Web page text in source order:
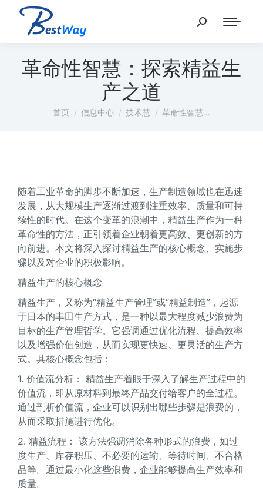
革命性智慧：探索精益生
产之道
您在这里：
首页 信息中心 技术慧 革命性智慧…
随着工业革命的脚步不断加速，生产制造领域也在迅速
发展，从大规模生产逐渐过渡到注重效率、质量和可持
续性的时代。在这个变革的浪潮中，精益生产作为一种
革命性的方法，正引领着企业朝着更高效、更创新的方
向前进。本文将深入探讨精益生产的核心概念、实施步
骤以及对企业的积极影响。
精益生产的核心概念
精益生产，又称为“精益生产管理”或“精益制造”，起源
于日本的丰田生产方式，是一种以最大程度减少浪费为
目标的生产管理哲学。它强调通过优化流程、提高效率
以及增强价值创造，从而实现更快速、更灵活的生产方
式。其核心概念包括：
1. 价值流分析： 精益生产着眼于深入了解生产过程中的
价值流，即从原材料到最终产品交付给客户的全过程。
通过剖析价值流，企业可以识别出哪些步骤是浪费的，
从而采取措施进行优化。
2. 精益流程： 该方法强调消除各种形式的浪费，如过
度生产、库存积压、不必要的运输、等待时间、不合格
品等。通过最小化这些浪费，企业能够提高生产效率和
质量。